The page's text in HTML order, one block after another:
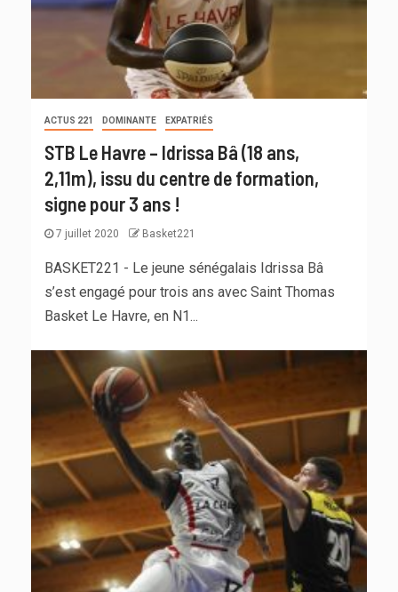
ACTUS 221 DOMINANTE EXPATRIÉS
STB Le Havre – Idrissa Bâ (18 ans,
2,11m), issu du centre de formation,
signe pour 3 ans !
7 juillet 2020 Basket221
BASKET221 - Le jeune sénégalais Idrissa Bâ
s’est engagé pour trois ans avec Saint Thomas
Basket Le Havre, en N1...